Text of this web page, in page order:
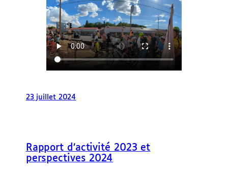
23 juillet 2024
Rapport d’activité 2023 et
perspectives 2024